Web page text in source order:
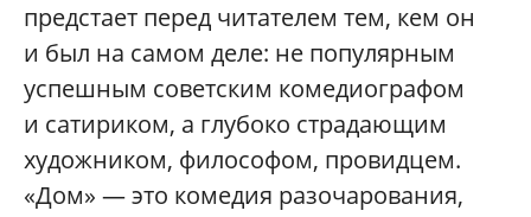
предстает перед читателем тем, кем он
и был на самом деле: не популярным
успешным советским комедиографом
и сатириком, а глубоко страдающим
художником, философом, провидцем.
«Дом» — это комедия разочарования,